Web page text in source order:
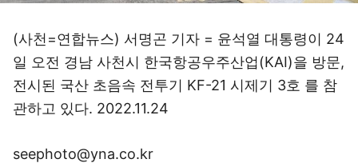
(사천=연합뉴스) 서명곤 기자 = 윤석열 대통령이 24
일 오전 경남 사천시 한국항공우주산업(KAI)을 방문,
전시된 국산 초음속 전투기 KF-21 시제기 3호 를 참
관하고 있다. 2022.11.24
seephoto@yna.co.kr